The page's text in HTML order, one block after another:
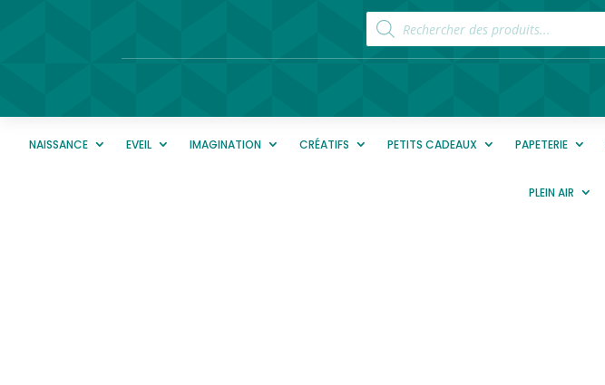
Recherche
de
produits
NAISSANCE EVEIL IMAGINATION CRÉATIFS PETITS CADEAUX PAPETERIE
PLEIN AIR